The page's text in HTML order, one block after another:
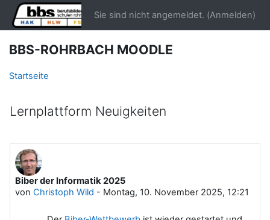
Zum Hauptinhalt
Sie sind nicht angemeldet. (Anmelden)
BBS-ROHRBACH MOODLE
Startseite
Lernplattform Neuigkeiten
Biber der Informatik 2025
von Christoph Wild - Montag, 10. November 2025, 12:21